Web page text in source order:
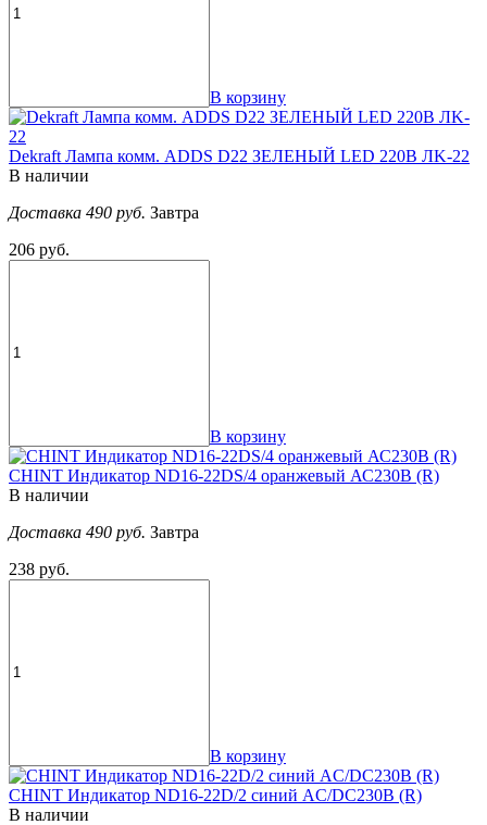
В корзину
Dekraft Лампа комм. ADDS D22 ЗЕЛЕНЫЙ LED 220В ЛK-22
В наличии
Доставка 490 руб. Завтра
206 руб.
В корзину
CHINT Индикатор ND16-22DS/4 оранжевый АС230В (R)
В наличии
Доставка 490 руб. Завтра
238 руб.
В корзину
CHINT Индикатор ND16-22D/2 синий AC/DC230В (R)
В наличии